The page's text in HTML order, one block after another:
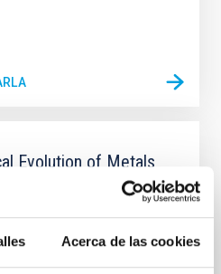
Acerca de las cookies
Evolution of Metals
Galaxies: aperture
a powerful diagnostic tool